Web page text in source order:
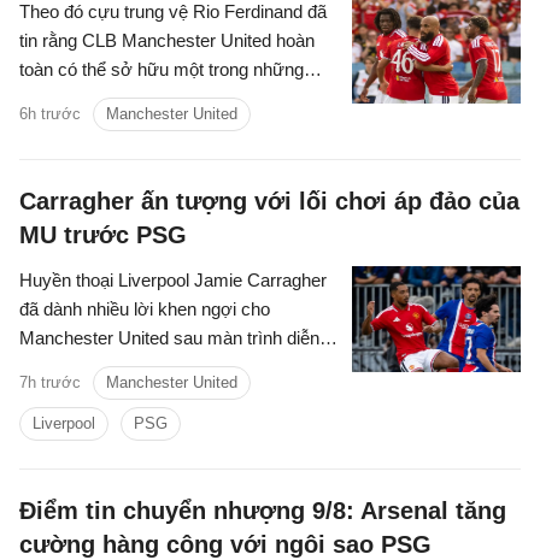
Theo đó cựu trung vệ Rio Ferdinand đã
tin rằng CLB Manchester United hoàn
toàn có thể sở hữu một trong những
hàng tiền vệ mạnh nhất Premier League
sau khi chứng kiến sự ăn ý giữa Bruno
6h trước Manchester United
Carragher ấn tượng với lối chơi áp đảo của
MU trước PSG
Huyền thoại Liverpool Jamie Carragher
đã dành nhiều lời khen ngợi cho
Manchester United sau màn trình diễn
ấn tượng trong trận hòa 1-1 ở loạt trận
giao hữu tiền mùa giải với Paris Saint-
Germain.
7h trước Manchester United
Liverpool PSG
Điểm tin chuyển nhượng 9/8: Arsenal tăng
cường hàng công với ngôi sao PSG